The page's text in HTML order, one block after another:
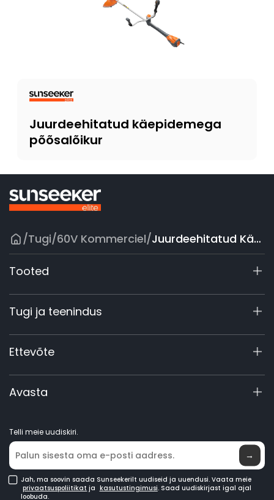
Juurdeehitatud käepidemega
põõsalõikur
/Tugi/60V Kommerciel/ Juurdeehitatud Käepidemega Põõsalõikur
Tooted
X9 seeria
X4
X3 Gen 2
60V tööstuslikud
Lisavarustus
Tugi ja teenindus
Tugikeskus
Garantii registreerimine
Toote päring
Juhendid ja videod
Ettevõte
Meist
Elite Labor
Kus osta
Avasta
Telli meie uudiskiri.
→
Jah, ma soovin saada Sunseekerilt uudiseid ja uuendusi. Vaata meie
privaatsuspoliitikat ja kasutustingimusi. Saad uudiskirjast igal ajal
loobuda.